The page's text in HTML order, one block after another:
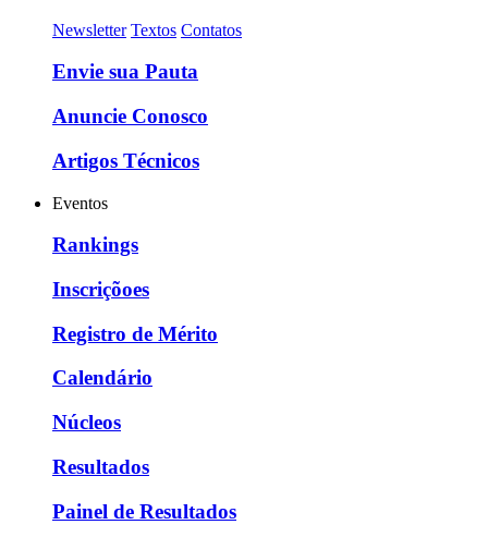
Newsletter Textos Contatos
Envie sua Pauta
Anuncie Conosco
Artigos Técnicos
Eventos
Rankings
Inscriçõoes
Registro de Mérito
Calendário
Núcleos
Resultados
Painel de Resultados